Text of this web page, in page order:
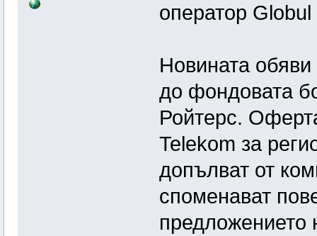
оператор
Новината
до фондовата
Ройтерс.
Telekom за
допълват от
споменават
предложението